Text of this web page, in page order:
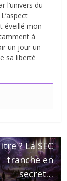
l’univers du
éveillé mon
à
un jour un
sa liberté
? La SEC
tranche en
secret…